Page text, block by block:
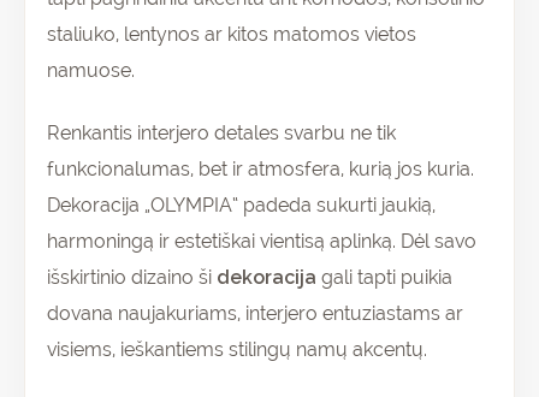
staliuko, lentynos ar kitos matomos vietos
namuose.
Renkantis interjero detales svarbu ne tik
funkcionalumas, bet ir atmosfera, kurią jos kuria.
Dekoracija „OLYMPIA“ padeda sukurti jaukią,
harmoningą ir estetiškai vientisą aplinką. Dėl savo
išskirtinio dizaino ši dekoracija gali tapti puikia
dovana naujakuriams, interjero entuziastams ar
visiems, ieškantiems stilingų namų akcentų.